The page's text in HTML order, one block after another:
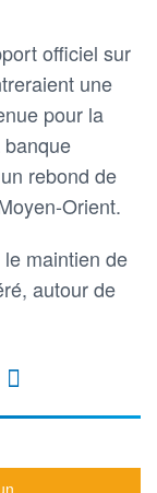
officiel sur
une
pour la
rebond de
Orient.
maintien de
autour de